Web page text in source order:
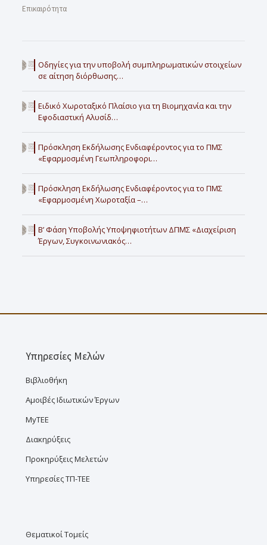
Επικαιρότητα
Οδηγίες για την υποβολή συμπληρωματικών στοιχείων
σε αίτηση διόρθωσης…
Ειδικό Χωροταξικό Πλαίσιο για τη Βιομηχανία και την
Εφοδιαστική Αλυσίδ…
Πρόσκληση Εκδήλωσης Ενδιαφέροντος για το ΠΜΣ
«Εφαρμοσμένη Γεωπληροφορι…
Πρόσκληση Εκδήλωσης Ενδιαφέροντος για το ΠΜΣ
«Εφαρμοσμένη Χωροταξία –…
Β’ Φάση Υποβολής Υποψηφιοτήτων ΔΠΜΣ «Διαχείριση
Έργων, Συγκοινωνιακός…
Υπηρεσίες Μελών
Βιβλιοθήκη
Αμοιβές Ιδιωτικών Έργων
MyTEE
Διακηρύξεις
Προκηρύξεις Μελετών
Υπηρεσίες ΤΠ-ΤΕΕ
Θεματικοί Τομείς